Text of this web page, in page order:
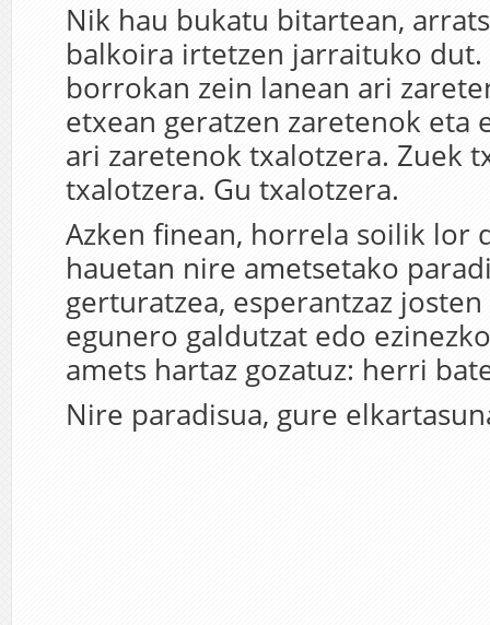
Nik hau bukatu bitartean,
balkoira irtetzen jarraituko dut.
borrokan zein lanean ari
etxean geratzen zaretenok eta
ari zaretenok txalotzera. Zuek
txalotzera. Gu txalotzera.
Azken finean, horrela soilik lor
hauetan nire ametsetako
gerturatzea, esperantzaz
egunero galdutzat edo
amets hartaz gozatuz: herri
Nire paradisua, gure